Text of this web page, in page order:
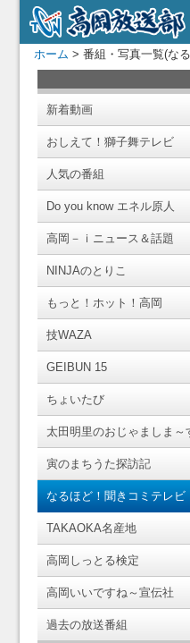
ホーム > 番組・写真一覧(な
新着動画
おしえて！獅子舞テレビ
人気の番組
Do you know エネル原人
高岡－ｉニュース＆話題
NINJAのとりこ
もっと！ホット！高岡
技WAZA
GEIBUN 15
ちょいたび
太田明里のおじゃましま～
寅のまちうた探訪記
なるほど！聞きコミテレビ
TAKAOKA名産地
高岡しっとる検定
高岡いいですね～宣伝社
過去の放送番組